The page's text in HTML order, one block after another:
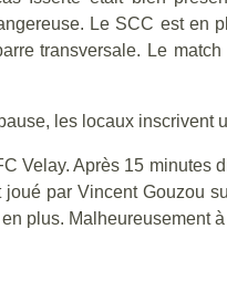
Le SCC est en
transversale. Le
les locaux inscrivent
Velay. Après 15
par Vincent Gouzou
plus. Malheureusement